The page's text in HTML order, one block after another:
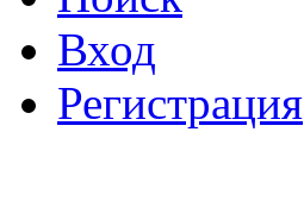
Вход
Регистрация